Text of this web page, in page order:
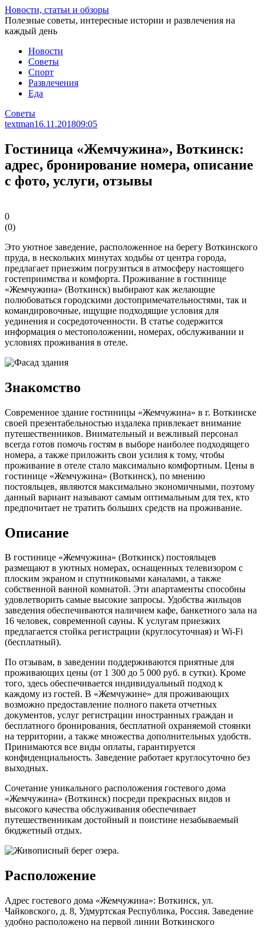
Перейти
к
статье
Новости, статьи и обзоры
Полезные советы, интересные истории и развлечения на
каждый день
Новости
Советы
Спорт
Развлечения
Еда
Советы
textman16.11.201809:05
Гостиница «Жемчужина», Воткинск:
адрес, бронирование номера, описание
с фото, услуги, отзывы
0
(0)
Это уютное заведение, расположенное на берегу Воткинского
пруда, в нескольких минутах ходьбы от центра города,
предлагает приезжим погрузиться в атмосферу настоящего
гостеприимства и комфорта. Проживание в гостинице
«Жемчужина» (Воткинск) выбирают как желающие
полюбоваться городскими достопримечательностями, так и
командировочные, ищущие подходящие условия для
уединения и сосредоточенности. В статье содержится
информация о местоположении, номерах, обслуживании и
условиях проживания в отеле.
Знакомство
Современное здание гостиницы «Жемчужина» в г. Воткинске
своей презентабельностью издалека привлекает внимание
путешественников. Внимательный и вежливый персонал
всегда готов помочь гостям в выборе наиболее подходящего
номера, а также приложить свои усилия к тому, чтобы
проживание в отеле стало максимально комфортным. Цены в
гостинице «Жемчужина» (Воткинск), по мнению
постояльцев, являются максимально экономичными, поэтому
данный вариант называют самым оптимальным для тех, кто
предпочитает не тратить больших средств на проживание.
Описание
В гостинице «Жемчужина» (Воткинск) постояльцев
размещают в уютных номерах, оснащенных телевизором с
плоским экраном и спутниковыми каналами, а также
собственной ванной комнатой. Эти апартаменты способны
удовлетворить самые высокие запросы. Удобства жильцов
заведения обеспечиваются наличием кафе, банкетного зала на
16 человек, современной сауны. К услугам приезжих
предлагается стойка регистрации (круглосуточная) и Wi-Fi
(бесплатный).
По отзывам, в заведении поддерживаются приятные для
проживающих цены (от 1 300 до 5 000 руб. в сутки). Кроме
того, здесь обеспечивается индивидуальный подход к
каждому из гостей. В «Жемчужине» для проживающих
возможно предоставление полного пакета отчетных
документов, услуг регистрации иностранных граждан и
бесплатного бронирования, бесплатной охраняемой стоянки
на территории, а также множества дополнительных удобств.
Принимаются все виды оплаты, гарантируется
конфиденциальность. Заведение работает круглосуточно без
выходных.
Сочетание уникального расположения гостевого дома
«Жемчужина» (Воткинск) посреди прекрасных видов и
высокого качества обслуживания обеспечивает
путешественникам достойный и поистине незабываемый
бюджетный отдых.
Расположение
Адрес гостевого дома «Жемчужина»: Воткинск, ул.
Чайковского, д. 8, Удмуртская Республика, Россия. Заведение
удобно расположено на первой линии Воткинского